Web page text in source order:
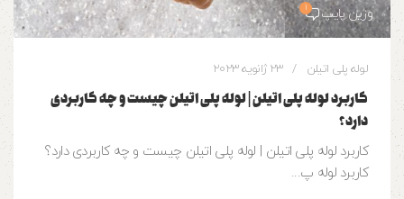
وزین پایپ 1
لوله پلی اتیلن 23 ژانویه 2023
کاربرد لوله پلی اتیلن | لوله پلی اتیلن چیست و چه کاربردی
دارد؟
کاربرد لوله پلی اتیلن | لوله پلی اتیلن چیست و چه کاربردی دارد؟
کاربرد لوله پ...